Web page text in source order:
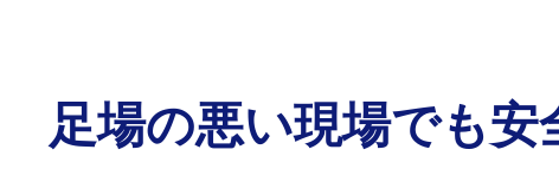
足場の悪い現場でも安